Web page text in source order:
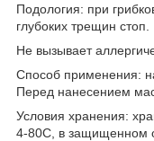
Подология: при
глубоких трещин стоп.
Не вызывает
Способ применения:
Перед нанесением
Условия хранения:
4-80С, в защищенном